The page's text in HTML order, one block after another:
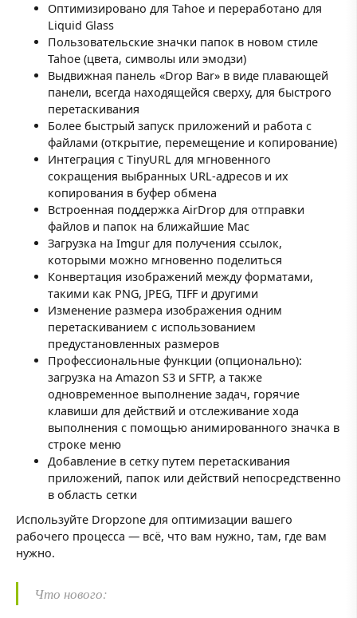
Оптимизировано для Tahoe и переработано для
Liquid Glass
Пользовательские значки папок в новом стиле
Tahoe (цвета, символы или эмодзи)
Выдвижная панель «Drop Bar» в виде плавающей
панели, всегда находящейся сверху, для быстрого
перетаскивания
Более быстрый запуск приложений и работа с
файлами (открытие, перемещение и копирование)
Интеграция с TinyURL для мгновенного
сокращения выбранных URL-адресов и их
копирования в буфер обмена
Встроенная поддержка AirDrop для отправки
файлов и папок на ближайшие Mac
Загрузка на Imgur для получения ссылок,
которыми можно мгновенно поделиться
Конвертация изображений между форматами,
такими как PNG, JPEG, TIFF и другими
Изменение размера изображения одним
перетаскиванием с использованием
предустановленных размеров
Профессиональные функции (опционально):
загрузка на Amazon S3 и SFTP, а также
одновременное выполнение задач, горячие
клавиши для действий и отслеживание хода
выполнения с помощью анимированного значка в
строке меню
Добавление в сетку путем перетаскивания
приложений, папок или действий непосредственно
в область сетки
Используйте Dropzone для оптимизации вашего
рабочего процесса — всё, что вам нужно, там, где вам
нужно.
Что нового: